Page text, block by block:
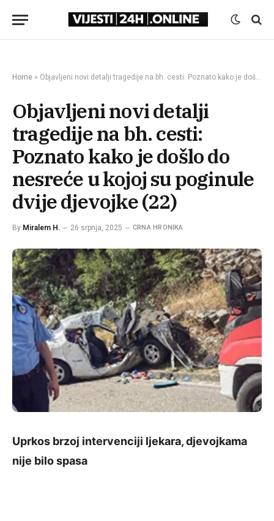
Home » Objavljeni novi detalji tragedije na bh. cesti: Poznato kako je došlo do nesreće u kojoj su poginule dvije djevojke (22)
Objavljeni novi detalji
tragedije na bh. cesti:
Poznato kako je došlo do
nesreće u kojoj su poginule
dvije djevojke (22)
By Miralem H. 26 srpnja, 2025 CRNA HRONIKA
Uprkos brzoj intervenciji ljekara, djevojkama
nije bilo spasa